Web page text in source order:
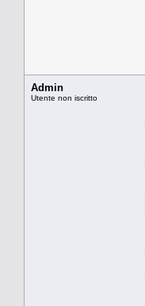
Admin
Utente non iscritto